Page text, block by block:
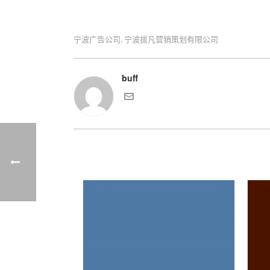
宁波广告公司 宁波拔凡营销策划有限公司
buff